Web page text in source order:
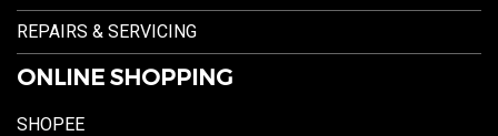
REPAIRS & SERVICING
ONLINE SHOPPING
SHOPEE